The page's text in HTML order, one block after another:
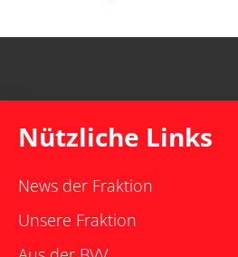
Nützliche Links
News der Fraktion
Unsere Fraktion